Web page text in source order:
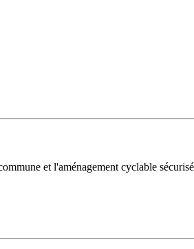
et l'aménagement cyclable